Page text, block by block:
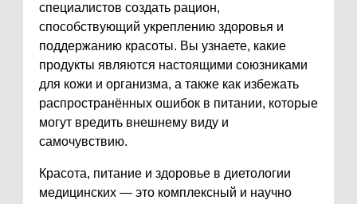
специалистов создать рацион,
способствующий укреплению здоровья и
поддержанию красоты. Вы узнаете, какие
продукты являются настоящими союзниками
для кожи и организма, а также как избежать
распространённых ошибок в питании, которые
могут вредить внешнему виду и
самочувствию.
Красота, питание и здоровье в диетологии
медицинских — это комплексный и научно